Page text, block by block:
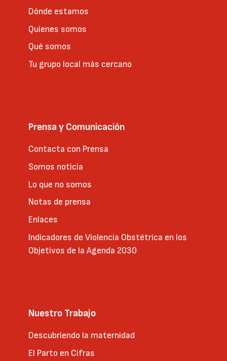
Dónde estamos
Quienes somos
Qué somos
Tu grupo local más cercano
Prensa y Comunicación
Contacta con Prensa
Somos noticia
Lo que no somos
Notas de prensa
Enlaces
Indicadores de Violencia Obstétrica en los
Objetivos de la Agenda 2030
Nuestro Trabajo
Descubriendo la maternidad
El Parto en Cifras